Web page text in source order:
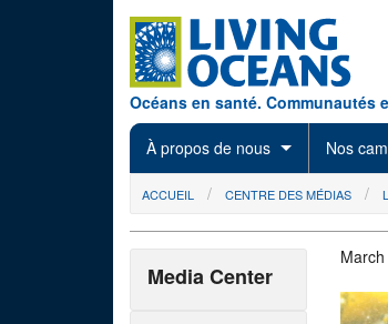
Océans en santé. Communautés
À propos de nous Nos
You are here
ACCUEIL CENTRE DES MÉDIAS
Media Center